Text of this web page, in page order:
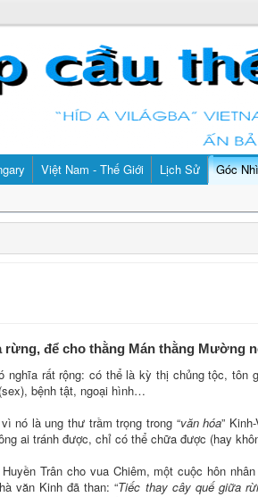
Việt Nam - Thế Giới Lịch Sử Góc
rừng, để cho thằng Mán thằng Mường
nghĩa rất rộng: có thể là kỳ thị chủng tộc, tôn
bệnh tật, ngoại hình…
nó là ung thư trầm trọng trong “văn hóa”
ai tránh được, chỉ có thể chữa được (hay
Trân cho vua Chiêm, một cuộc hôn
văn Kinh đã than: “Tiếc thay cây quế giữa